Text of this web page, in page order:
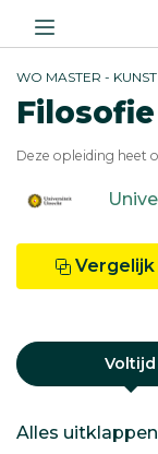
WO MASTER -
Filosofie
Deze opleiding heet
Vergelijk
Voltijd
Alles uitklappen